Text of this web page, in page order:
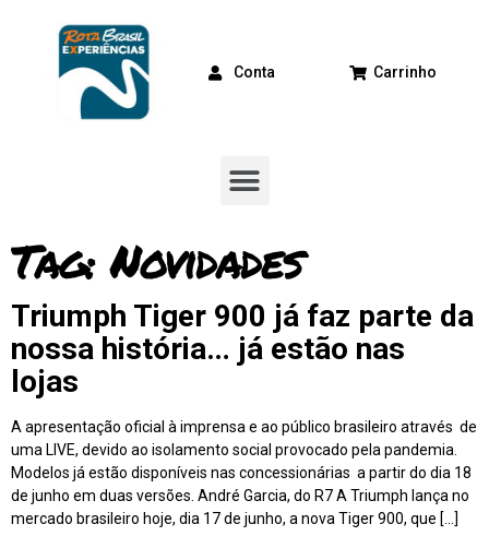
Conta Carrinho
Tag:Novidades
Triumph Tiger 900 já faz parte da
nossa história… já estão nas
lojas
A apresentação oficial à imprensa e ao público brasileiro através de
uma LIVE, devido ao isolamento social provocado pela pandemia.
Modelos já estão disponíveis nas concessionárias a partir do dia 18
de junho em duas versões. André Garcia, do R7 A Triumph lança no
mercado brasileiro hoje, dia 17 de junho, a nova Tiger 900, que […]